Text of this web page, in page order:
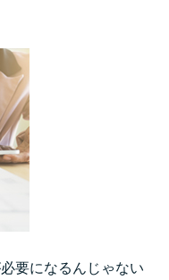
要になるんじゃない